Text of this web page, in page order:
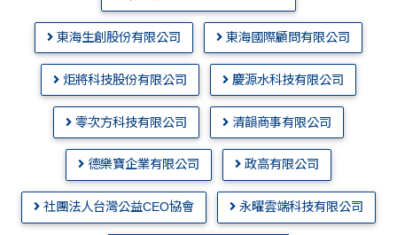
東海生創股份有限公司 東海國際顧問有限公司
炬將科技股份有限公司 慶源水科技有限公司
零次方科技有限公司 清韻商事有限公司
德樂寶企業有限公司 政高有限公司
社團法人台灣公益CEO協會 永曜雲端科技有限公司